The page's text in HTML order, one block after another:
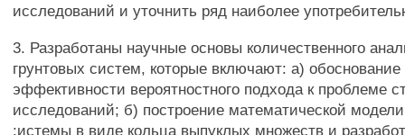
исследований и уточнить ряд наиболее
3. Разработаны научные основы количественного
грунтовых систем, которые включают: а)
эффективности вероятностного подхода к проблеме
исследований; б) построение математической модели
:истемы в виде кольца выпуклых множеств и